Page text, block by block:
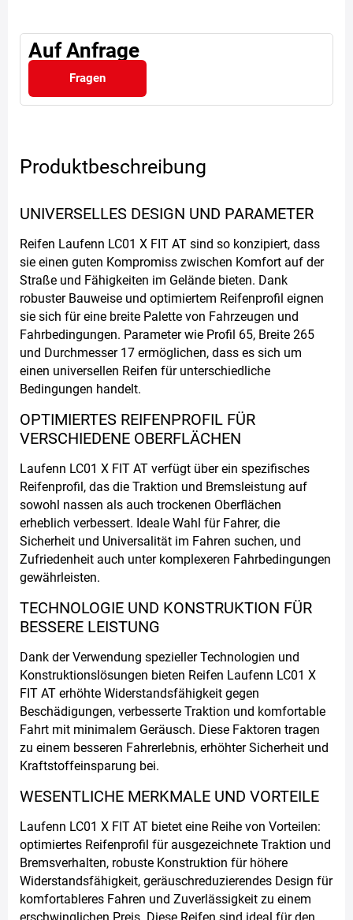
Auf Anfrage
Fragen
Produktbeschreibung
UNIVERSELLES DESIGN UND PARAMETER
Reifen Laufenn LC01 X FIT AT sind so konzipiert, dass
sie einen guten Kompromiss zwischen Komfort auf der
Straße und Fähigkeiten im Gelände bieten. Dank
robuster Bauweise und optimiertem Reifenprofil eignen
sie sich für eine breite Palette von Fahrzeugen und
Fahrbedingungen. Parameter wie Profil 65, Breite 265
und Durchmesser 17 ermöglichen, dass es sich um
einen universellen Reifen für unterschiedliche
Bedingungen handelt.
OPTIMIERTES REIFENPROFIL FÜR
VERSCHIEDENE OBERFLÄCHEN
Laufenn LC01 X FIT AT verfügt über ein spezifisches
Reifenprofil, das die Traktion und Bremsleistung auf
sowohl nassen als auch trockenen Oberflächen
erheblich verbessert. Ideale Wahl für Fahrer, die
Sicherheit und Universalität im Fahren suchen, und
Zufriedenheit auch unter komplexeren Fahrbedingungen
gewährleisten.
TECHNOLOGIE UND KONSTRUKTION FÜR
BESSERE LEISTUNG
Dank der Verwendung spezieller Technologien und
Konstruktionslösungen bieten Reifen Laufenn LC01 X
FIT AT erhöhte Widerstandsfähigkeit gegen
Beschädigungen, verbesserte Traktion und komfortable
Fahrt mit minimalem Geräusch. Diese Faktoren tragen
zu einem besseren Fahrerlebnis, erhöhter Sicherheit und
Kraftstoffeinsparung bei.
WESENTLICHE MERKMALE UND VORTEILE
Laufenn LC01 X FIT AT bietet eine Reihe von Vorteilen:
optimiertes Reifenprofil für ausgezeichnete Traktion und
Bremsverhalten, robuste Konstruktion für höhere
Widerstandsfähigkeit, geräuschreduzierendes Design für
komfortableres Fahren und Zuverlässigkeit zu einem